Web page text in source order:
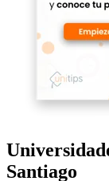
Santiago